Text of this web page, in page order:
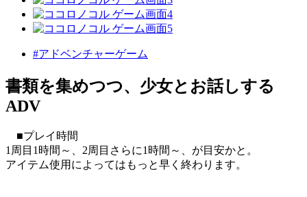
#アドベンチャーゲーム
書類を集めつつ、少女とお話しする
ADV
■プレイ時間
1周目1時間～、2周目さらに1時間～、が目安かと。
アイテム使用によってはもっと早く終わります。